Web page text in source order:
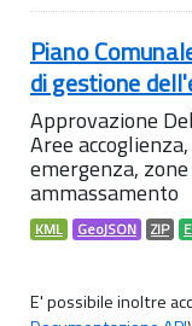
Piano
di gestione
Approvazione
Aree
emergenza,
ammassamento
KML GeoJSON ZIP
E' possibile inoltre